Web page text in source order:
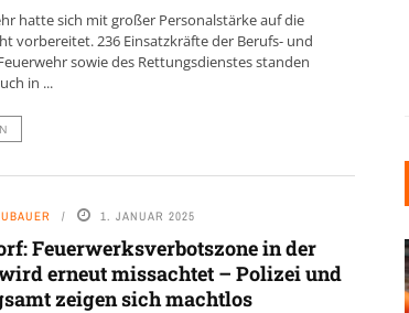
hatte sich mit großer Personalstärke auf die
vorbereitet. 236 Einsatzkräfte der Berufs- und
sowie des Rettungsdienstes standen
in ...
1. JANUAR 2025
Feuerwerksverbotszone in der
erneut missachtet – Polizei und
zeigen sich machtlos